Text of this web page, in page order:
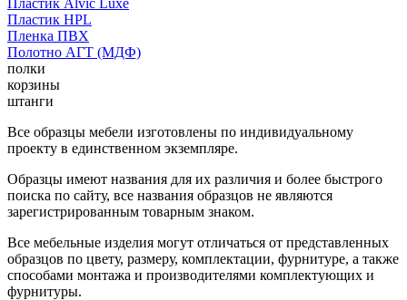
Пластик HPL
Пленка ПВХ
Полотно АГТ (МДФ)
полки
корзины
штанги
Все образцы мебели изготовлены по индивидуальному
проекту в единственном экземпляре.
Образцы имеют названия для их различия и более быстрого
поиска по сайту, все названия образцов не являются
зарегистрированным товарным знаком.
Все мебельные изделия могут отличаться от представленных
образцов по цвету, размеру, комплектации, фурнитуре, а также
способами монтажа и производителями комплектующих и
фурнитуры.